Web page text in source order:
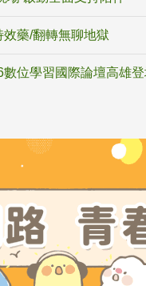
藥/翻轉無聊地獄
位學習國際論壇高雄